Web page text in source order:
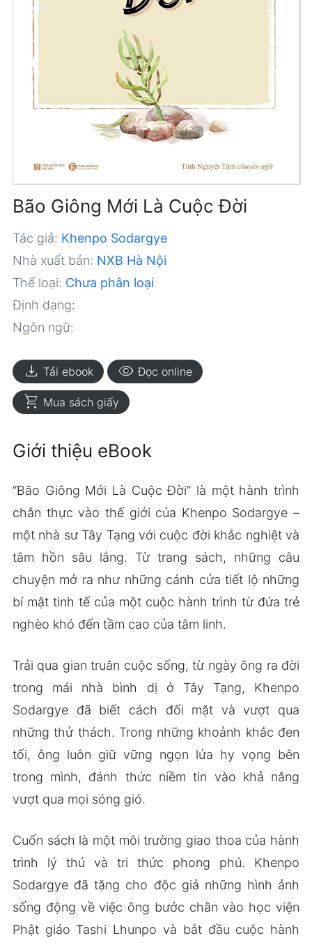
Bão Giông Mới Là Cuộc Đời
Tác giả: Khenpo Sodargye
Nhà xuất bản: NXB Hà Nội
Thể loại: Chưa phân loại
Định dạng:
Ngôn ngữ:
download Tải ebook visibility Đọc online
shopping_cart Mua sách giấy
Giới thiệu eBook
“Bão Giông Mới Là Cuộc Đời” là một hành trình
chân thực vào thế giới của Khenpo Sodargye –
một nhà sư Tây Tạng với cuộc đời khắc nghiệt và
tâm hồn sâu lắng. Từ trang sách, những câu
chuyện mở ra như những cánh cửa tiết lộ những
bí mật tinh tế của một cuộc hành trình từ đứa trẻ
nghèo khó đến tầm cao của tâm linh.
Trải qua gian truân cuộc sống, từ ngày ông ra đời
trong mái nhà bình dị ở Tây Tạng, Khenpo
Sodargye đã biết cách đối mặt và vượt qua
những thử thách. Trong những khoảnh khắc đen
tối, ông luôn giữ vững ngọn lửa hy vọng bên
trong mình, đánh thức niềm tin vào khả năng
vượt qua mọi sóng gió.
Cuốn sách là một môi trường giao thoa của hành
trình lý thú và tri thức phong phú. Khenpo
Sodargye đã tặng cho độc giả những hình ảnh
sống động về việc ông bước chân vào học viện
Phật giáo Tashi Lhunpo và bắt đầu cuộc hành